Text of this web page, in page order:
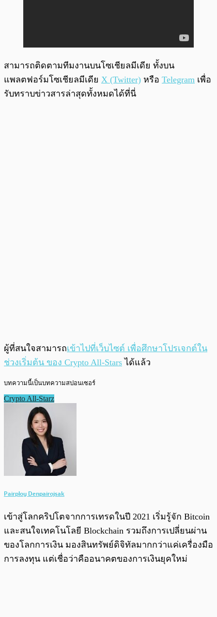
สามารถติดตามทีมงานบนโซเชียลมีเดีย ทั้งบน
แพลตฟอร์มโซเชียลมีเดีย X (Twitter) หรือ Telegram เพื่อ
รับทราบข่าวสารล่าสุดทั้งหมดได้ที่นี่
ผู้ที่สนใจสามารถเข้าไปที่เว็บไซต์ เพื่อศึกษาโปรเจกต์ใน
ช่วงเริ่มต้น ของ Crypto All-Stars ได้แล้ว
บทความนี้เป็นบทความสปอนเซอร์
Crypto All-Starz
Pairploy Denpairojsak
เข้าสู่โลกคริปโตจากการเทรดในปี 2021 เริ่มรู้จัก Bitcoin
และสนใจเทคโนโลยี Blockchain รวมถึงการเปลี่ยนผ่าน
ของโลกการเงิน มองสินทรัพย์ดิจิทัลมากกว่าแค่เครื่องมือ
การลงทุน แต่เชื่อว่าคืออนาคตของการเงินยุคใหม่